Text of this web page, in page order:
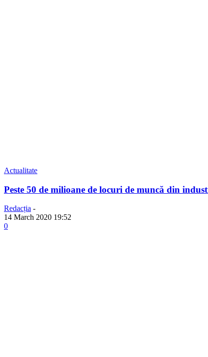
Actualitate
Peste 50 de milioane de locuri de muncă din
Redacția -
14 March 2020 19:52
0